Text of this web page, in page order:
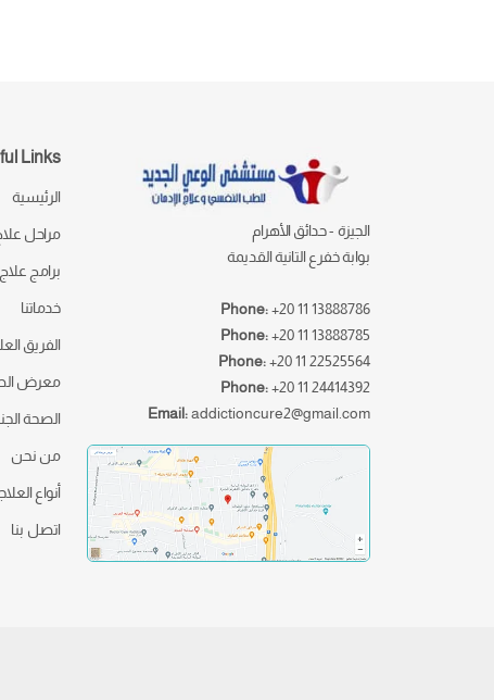
الجيزة - حدائق الأهرام
بوابة خفرع التانية القديمة
Phone:+20 11 13888786
Phone:+20 11 13888785
Phone:+20 11 22525564
Phone:+20 11 24414392
Email:addictioncure2@gmail.com
Links
الرئيسية
مراحل
برامج
خدماتنا
الفريق
معرض
الصحة
من نحن
أنواع
اتصل بنا